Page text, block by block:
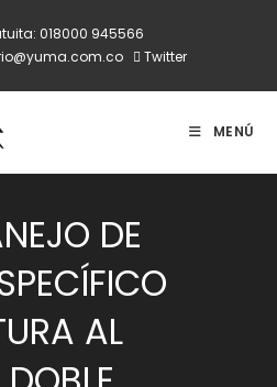
018000 945566
Twitter
MENÚ
DE
AL